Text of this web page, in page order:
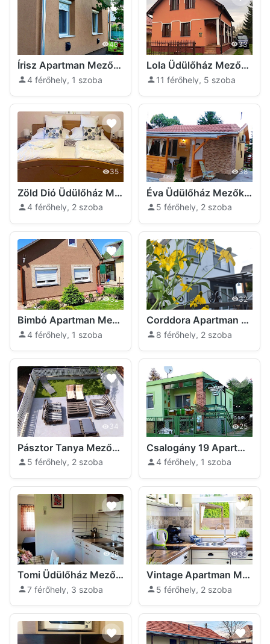
40
Írisz Apartman Mezőkövesd
4 férőhely, 1 szoba
33
Lola Üdülőház Mezőkövesd
11 férőhely, 5 szoba
35
Zöld Dió Üdülőház Mezőkövesd
4 férőhely, 2 szoba
38
Éva Üdülőház Mezőkövesd
5 férőhely, 2 szoba
32
Bimbó Apartman Mezőkövesd
4 férőhely, 1 szoba
32
Corddora Apartman Mezőkövesd
8 férőhely, 2 szoba
34
Pásztor Tanya Mezőkövesd
5 férőhely, 2 szoba
25
Csalogány 19 Apartman Mezőkövesd
4 férőhely, 1 szoba
28
Tomi Üdülőház Mezőkövesd
7 férőhely, 3 szoba
33
Vintage Apartman Mezőkövesd
5 férőhely, 2 szoba